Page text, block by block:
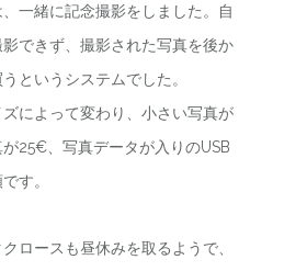
一緒に記念撮影をしました。自
できず、撮影された写真を後か
というシステムでした。
によって変わり、小さい写真が
25€、写真データが入りのUSB
す。
ロースも昼休みを取るようで、